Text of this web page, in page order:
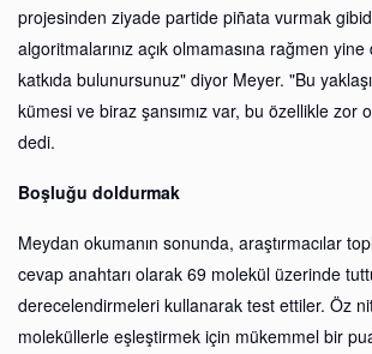
projesinden ziyade partide piñata vurmak
algoritmalarınız açık olmamasına rağmen
katkıda bulunursunuz" diyor Meyer. "Bu
kümesi ve biraz şansımız var, bu özellikle zor
dedi.
Boşluğu doldurmak
Meydan okumanın sonunda, araştırmacılar
cevap anahtarı olarak 69 molekül üzerinde
derecelendirmeleri kullanarak test ettiler. Öz
moleküllerle eşleştirmek için mükemmel bir